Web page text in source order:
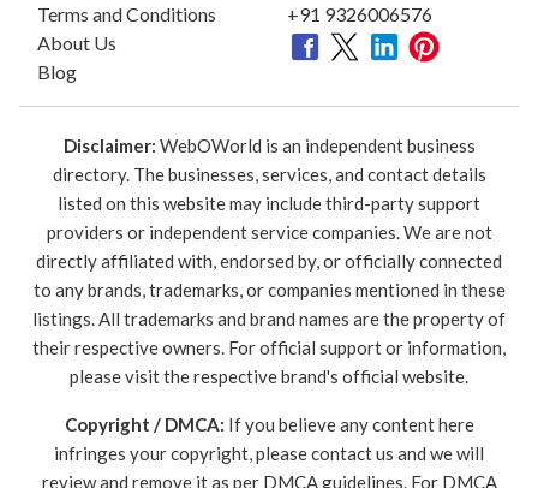
Terms and Conditions
About Us
Blog
+91 9326006576
Disclaimer: WebOWorld is an independent business
directory. The businesses, services, and contact details
listed on this website may include third-party support
providers or independent service companies. We are not
directly affiliated with, endorsed by, or officially connected
to any brands, trademarks, or companies mentioned in these
listings. All trademarks and brand names are the property of
their respective owners. For official support or information,
please visit the respective brand's official website.
Copyright / DMCA: If you believe any content here
infringes your copyright, please contact us and we will
review and remove it as per DMCA guidelines. For DMCA